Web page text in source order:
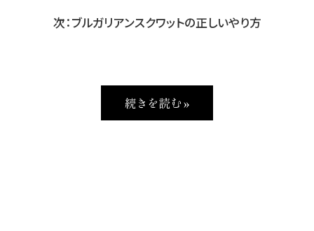
次：ブルガリアンスクワットの正しいやり方
続きを読む »